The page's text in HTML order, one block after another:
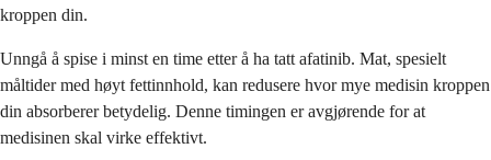
kroppen din.
Unngå å spise i minst en time etter å ha tatt afatinib. Mat, spesielt
måltider med høyt fettinnhold, kan redusere hvor mye medisin kroppen
din absorberer betydelig. Denne timingen er avgjørende for at
medisinen skal virke effektivt.